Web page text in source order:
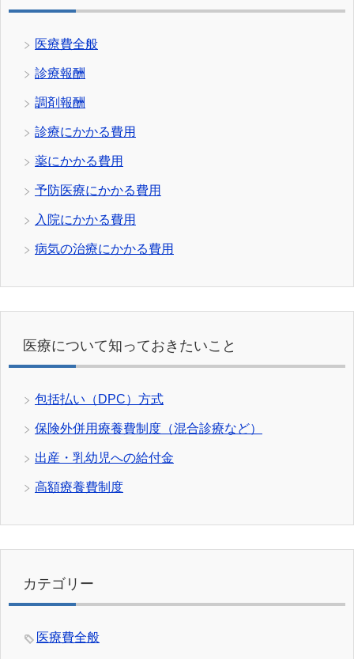
医療費全般
診療報酬
調剤報酬
診療にかかる費用
薬にかかる費用
予防医療にかかる費用
入院にかかる費用
病気の治療にかかる費用
医療について知っておきたいこと
包括払い（DPC）方式
保険外併用療養費制度（混合診療など）
出産・乳幼児への給付金
高額療養費制度
カテゴリー
医療費全般